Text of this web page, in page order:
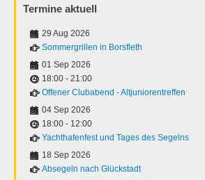
Termine aktuell
29 Aug 2026
Sommergrillen in Borsfleth
01 Sep 2026
18:00 - 21:00
Offener Clubabend - Altjuniorentreffen
04 Sep 2026
18:00 - 12:00
Yachthafenfest und Tages des Segelns
18 Sep 2026
Absegeln nach Glückstadt